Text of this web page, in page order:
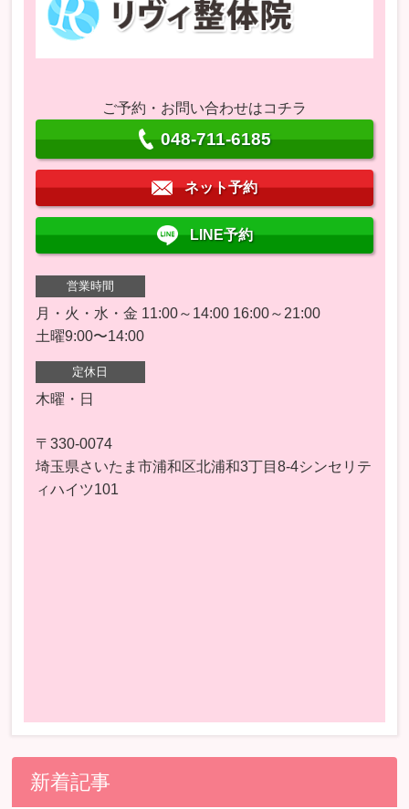
ご予約・お問い合わせはコチラ
048-711-6185
ネット予約
LINE予約
営業時間
月・火・水・金 11:00～14:00 16:00～21:00
土曜9:00〜14:00
定休日
木曜・日
〒330-0074
埼玉県さいたま市浦和区北浦和3丁目8-4シンセリテ
ィハイツ101
新着記事